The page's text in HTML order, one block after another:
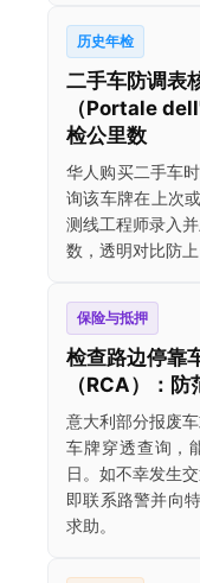
历史年检
二手车防调表
（Portale
检公里数
华人购买二手车
询该车牌在上次
测线工程师录入
数，透明对比防上
保险与抵押
检查路边停靠
（RCA）：
意大利部分报废
车牌穿透查询，
日。如不幸发生
即联系路警并向
求助。